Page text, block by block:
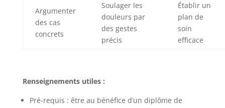
Argumenter
des cas
concrets
Soulager les
douleurs par
des gestes
précis
Établir un
plan de
soin
efficace
Renseignements utiles :
Pré-requis : être au bénéfice d’un diplôme de